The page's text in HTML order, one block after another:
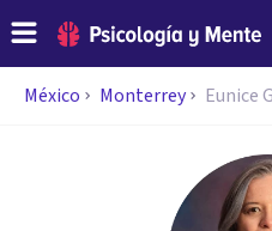
México Monterrey Eunice